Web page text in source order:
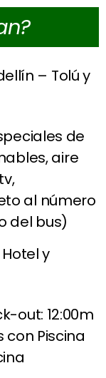
– Tolú y
de
aire
al número
del bus)
y
out: 12:00m
con Piscina